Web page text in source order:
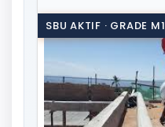
SBU AKTIF · GRADE M1